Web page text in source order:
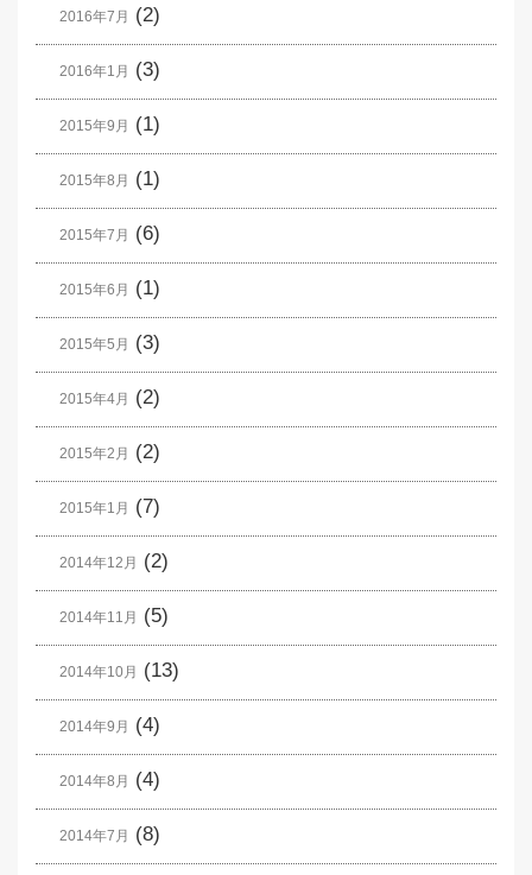
2016年7月 (2)
2016年1月 (3)
2015年9月 (1)
2015年8月 (1)
2015年7月 (6)
2015年6月 (1)
2015年5月 (3)
2015年4月 (2)
2015年2月 (2)
2015年1月 (7)
2014年12月 (2)
2014年11月 (5)
2014年10月 (13)
2014年9月 (4)
2014年8月 (4)
2014年7月 (8)